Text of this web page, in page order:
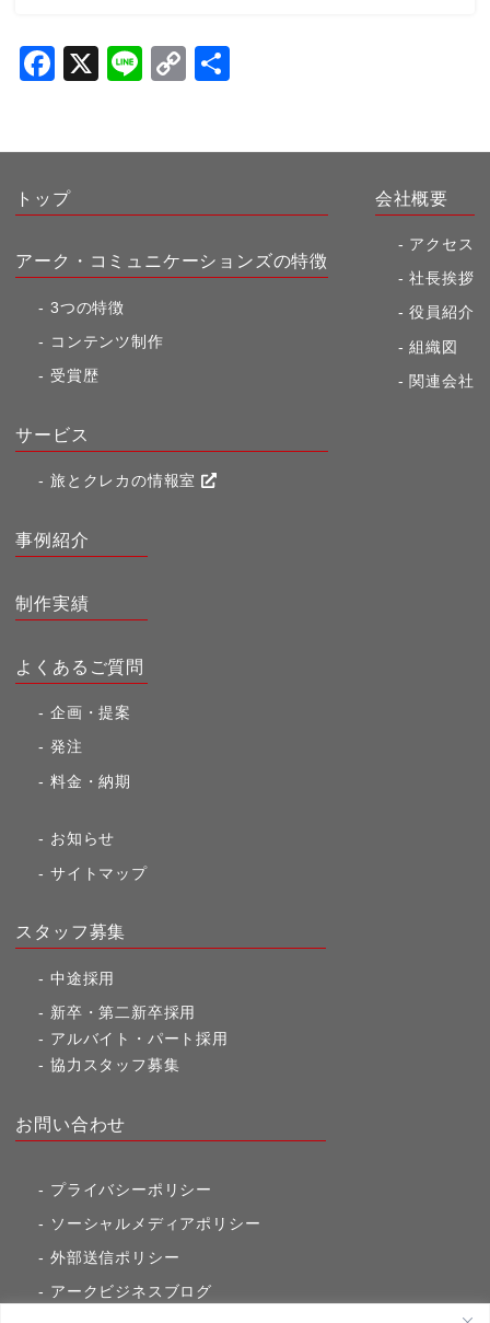
F
b
o
k
X
Li
C
k
トップ
アーク・コミュニケーションズの特徴
3つの特徴
コンテンツ制作
受賞歴
サービス
旅とクレカの情報室
会社概要
アクセス
社長挨拶
役員紹介
組織図
関連会社
事例紹介
制作実績
よくあるご質問
企画・提案
発注
料金・納期
お知らせ
サイトマップ
スタッフ募集
中途採用
新卒・第二新卒採用
アルバイト・パート採用
協力スタッフ募集
お問い合わせ
プライバシーポリシー
ソーシャルメディアポリシー
外部送信ポリシー
アークビジネスブログ